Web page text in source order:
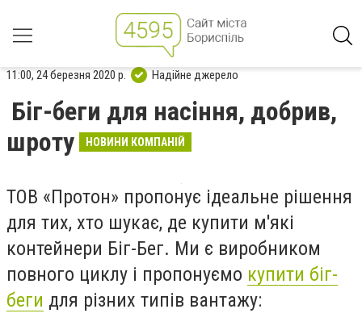
11:00, 24 березня 2020 р. Надійне джерело
Біг-беги для насіння, добрив,
шроту
НОВИНИ КОМПАНІЙ
ТОВ «Протон» пропонує ідеальне рішення
для тих, хто шукає, де купити м'які
контейнери Біг-Бег. Ми є виробником
повного циклу і пропонуємо купити біг-
беги для різних типів вантажу: